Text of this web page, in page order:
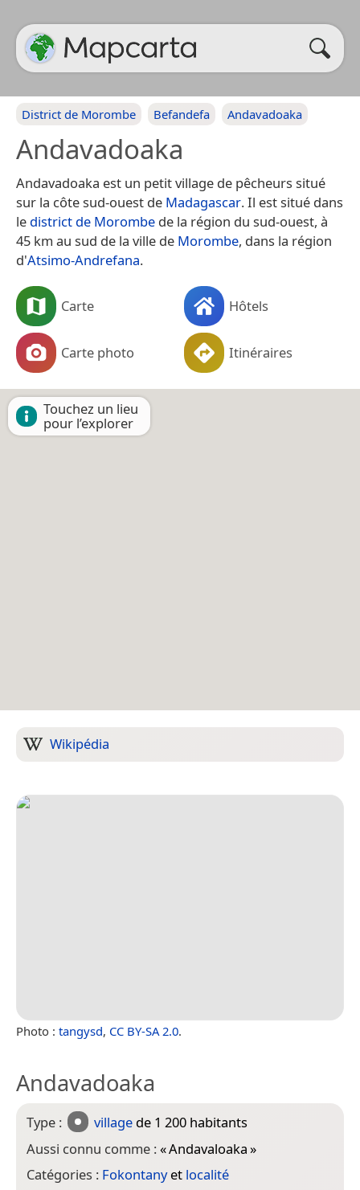
District de Morombe Befandefa Andavadoaka
Andavadoaka
Andavadoaka est un petit village de pêcheurs situé
sur la côte sud-ouest de Madagascar. Il est situé dans
le district de Morombe de la région du sud-ouest, à
45 km au sud de la ville de Morombe, dans la région
d'Atsimo-Andrefana.
Carte Hôtels
Carte photo Itinéraires
Touchez un lieu
pour l’explorer
Wikipédia
Photo : tangysd, CC BY-SA 2.0.
Andavadoaka
Type : village de 1 200 habitants
Aussi connu comme :«Andavaloaka»
Catégories : Fokontanyet localité